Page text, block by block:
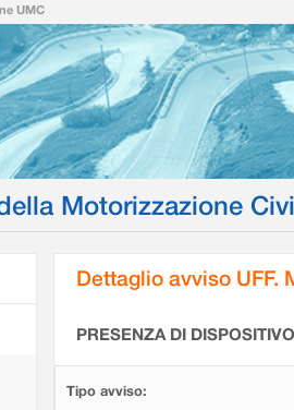
UMC
Motorizzazione
Dettaglio avviso UFF.
PRESENZA DI
Tipo avviso: